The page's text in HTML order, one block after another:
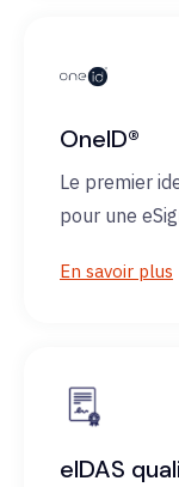
OneID®
Le premier
pour une
En savoir plus
eIDAS